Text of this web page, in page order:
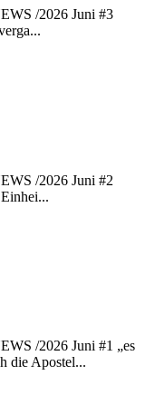
/2026 Juni #3
/2026 Juni #2
/2026 Juni #1 „es
die Apostel...